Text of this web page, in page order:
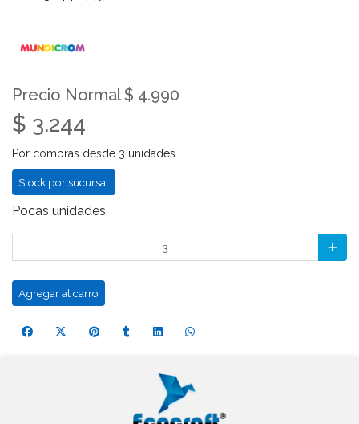
Precio Normal $ 4.990
$ 3.244
Por compras desde 3 unidades
Stock por sucursal
Pocas unidades.
Agregar al carro